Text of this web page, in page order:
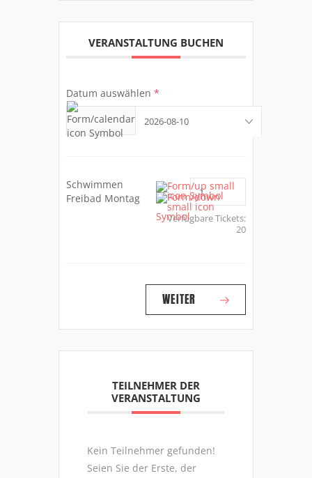
VERANSTALTUNG BUCHEN
Datum auswählen *
Schwimmen
Freibad Montag
Verfügbare Tickets:
20
WEITER
TEILNEHMER DER
VERANSTALTUNG
Kein Teilnehmer gefunden!
Seien Sie der Erste, der